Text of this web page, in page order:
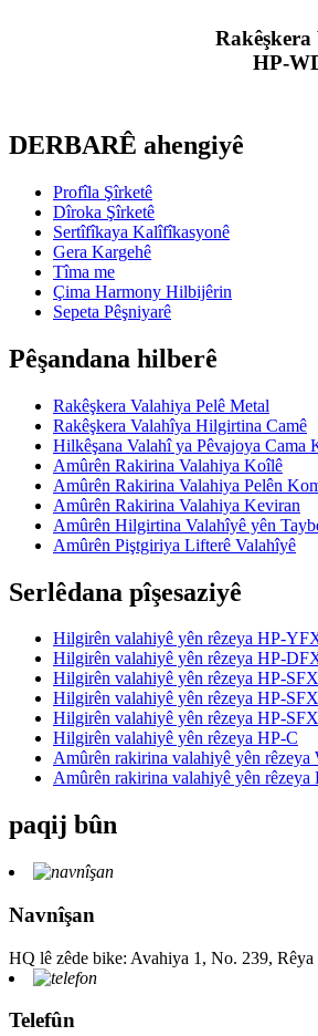
HP-
DERBARÊ ahengiyê
Profîla Şîrketê
Dîroka Şîrketê
Sertîfîkaya Kalîfîkasyonê
Gera Kargehê
Tîma me
Çima Harmony Hilbijêrin
Sepeta Pêşniyarê
Pêşandana hilberê
Rakêşkera Valahiya Pelê Metal
Rakêşkera Valahîya Hilgirtina Camê
Hilkêşana Valahî ya Pêvajoya Cama
Amûrên Rakirina Valahiya Koîlê
Amûrên Rakirina Valahiya Pelên
Amûrên Rakirina Valahiya Keviran
Amûrên Hilgirtina Valahîyê yên
Amûrên Piştgiriya Lifterê Valahîyê
Serlêdana pîşesaziyê
Hilgirên valahiyê yên rêzeya HP-
Hilgirên valahiyê yên rêzeya HP-
Hilgirên valahiyê yên rêzeya HP-
Hilgirên valahiyê yên rêzeya HP-SFX
Hilgirên valahiyê yên rêzeya HP-
Hilgirên valahiyê yên rêzeya HP-C
Amûrên rakirina valahiyê yên rêzeya
Amûrên rakirina valahiyê yên rêzeya
paqij bûn
Navnîşan
HQ lê zêde bike: Avahiya 1, No. 239,
Telefûn